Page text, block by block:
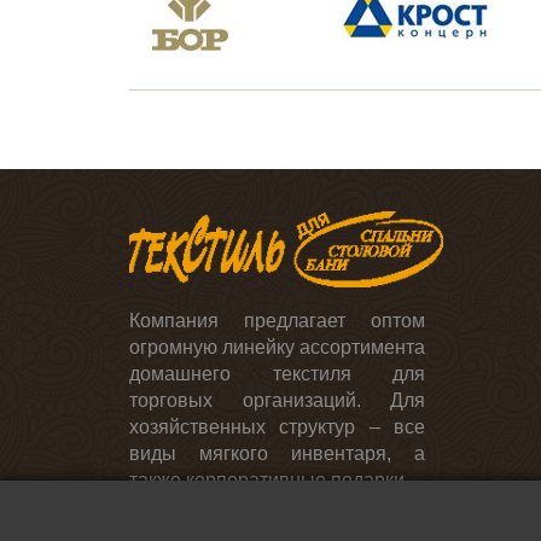
День энергетика
Постельное белье
Для ресторанов, кафе,
Компания предлагает оптом
огромную линейку ассортимента
домашнего текстиля для
торговых организаций. Для
хозяйственных структур – все
виды мягкого инвентаря, а
также корпоративные подарки.